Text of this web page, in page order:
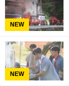
NEW
NEW